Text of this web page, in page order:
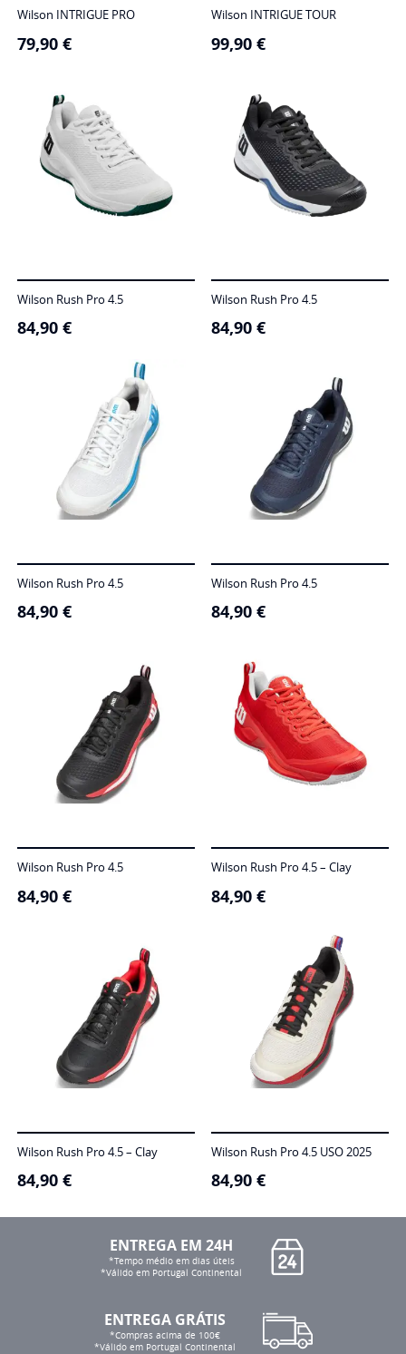
Wilson INTRIGUE PRO
79,90 €
Wilson INTRIGUE TOUR
99,90 €
Wilson Rush Pro 4.5
84,90 €
Wilson Rush Pro 4.5
84,90 €
Wilson Rush Pro 4.5
84,90 €
Wilson Rush Pro 4.5
84,90 €
Wilson Rush Pro 4.5
84,90 €
Wilson Rush Pro 4.5 – Clay
84,90 €
Wilson Rush Pro 4.5 – Clay
84,90 €
Wilson Rush Pro 4.5 USO 2025
84,90 €
ENTREGA EM 24H
*Tempo médio em dias úteis
*Válido em Portugal Continental
ENTREGA GRÁTIS
*Compras acima de 100€
*Válido em Portugal Continental